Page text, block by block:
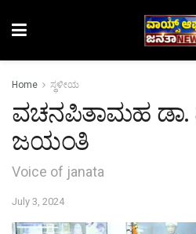
Home ಸ್ಥಳೀಯ
ವಚನಪಿತಾಮಹ ಡಾ.
ಜಯಂತಿ
Voice of janata
July 3, 2024